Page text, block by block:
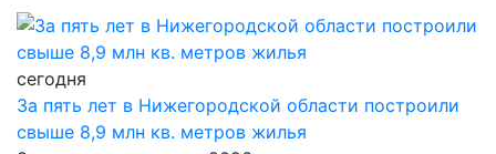
сегодня
За пять лет в Нижегородской области построили
свыше 8,9 млн кв. метров жилья